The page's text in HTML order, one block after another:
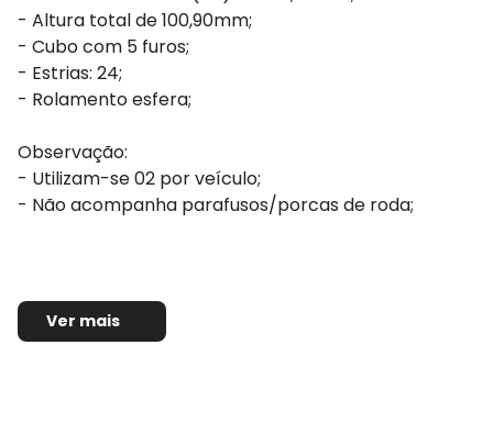
- Altura total de 100,90mm;
- Cubo com 5 furos;
- Estrias: 24;
- Rolamento esfera;
Observação:
- Utilizam-se 02 por veículo;
- Não acompanha parafusos/porcas de roda;
Ver mais